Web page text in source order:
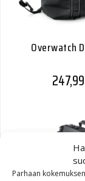
Parhaan
Overwatch
247,99